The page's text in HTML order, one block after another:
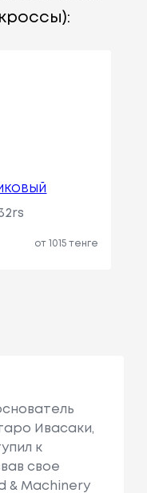
от 1015 тенге
Ивасаки,
к
свое
& Machinery